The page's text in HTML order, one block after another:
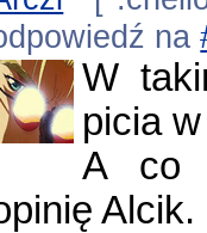
na
W
picia
A co
Alcik.